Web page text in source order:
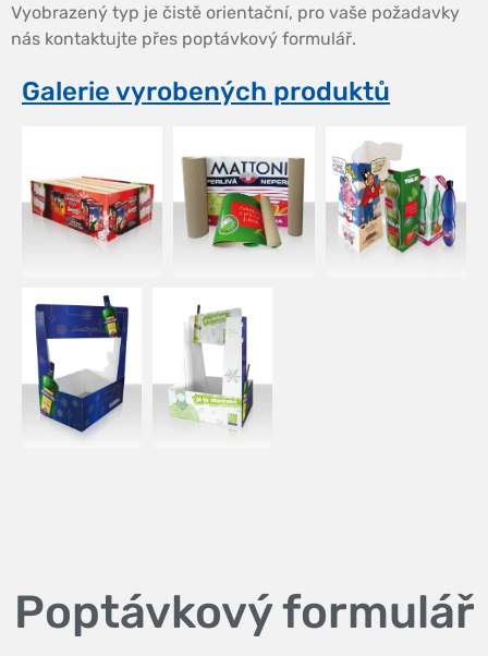
Vyobrazený typ je čistě orientační, pro vaše požadavky
nás kontaktujte přes poptávkový formulář.
Galerie vyrobených produktů
Poptávkový formulář